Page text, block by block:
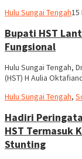
Hulu Sungai Tengah15
Bupati HST
Fungsional
Hulu Sungai Tengah,
(HST) H Aulia
Hulu Sungai Tengah,
Hadiri
HST Termasuk
Stunting